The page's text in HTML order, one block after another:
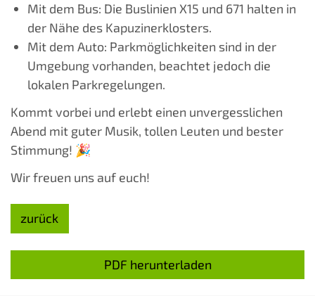
Mit dem Bus: Die Buslinien X15 und 671 halten in
der Nähe des Kapuzinerklosters.
Mit dem Auto: Parkmöglichkeiten sind in der
Umgebung vorhanden, beachtet jedoch die
lokalen Parkregelungen.
Kommt vorbei und erlebt einen unvergesslichen
Abend mit guter Musik, tollen Leuten und bester
Stimmung! 🎉
Wir freuen uns auf euch!
zurück
PDF herunterladen